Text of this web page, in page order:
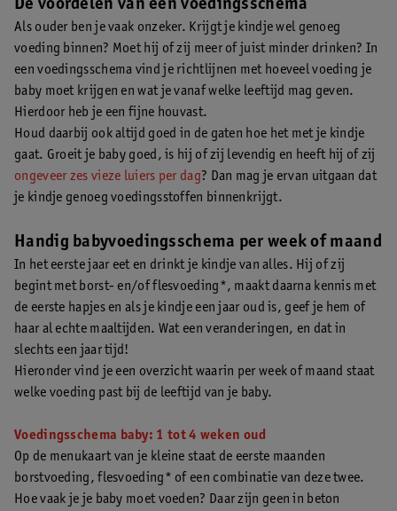
De voordelen van een voedingsschema
Als ouder ben je vaak onzeker. Krijgt je kindje wel genoeg
voeding binnen? Moet hij of zij meer of juist minder drinken? In
een voedingsschema vind je richtlijnen met hoeveel voeding je
baby moet krijgen en wat je vanaf welke leeftijd mag geven.
Hierdoor heb je een fijne houvast.
Houd daarbij ook altijd goed in de gaten hoe het met je kindje
gaat. Groeit je baby goed, is hij of zij levendig en heeft hij of zij
ongeveer zes vieze luiers per dag? Dan mag je ervan uitgaan dat
je kindje genoeg voedingsstoffen binnenkrijgt.
Handig babyvoedingsschema per week of maand
In het eerste jaar eet en drinkt je kindje van alles. Hij of zij
begint met borst- en/of flesvoeding*, maakt daarna kennis met
de eerste hapjes en als je kindje een jaar oud is, geef je hem of
haar al echte maaltijden. Wat een veranderingen, en dat in
slechts een jaar tijd!
Hieronder vind je een overzicht waarin per week of maand staat
welke voeding past bij de leeftijd van je baby.
Voedingsschema baby: 1 tot 4 weken oud
Op de menukaart van je kleine staat de eerste maanden
borstvoeding, flesvoeding* of een combinatie van deze twee.
Hoe vaak je je baby moet voeden? Daar zijn geen in beton